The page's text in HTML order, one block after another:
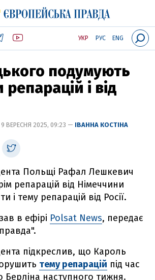
УКР РУС ENG
подумують
і від
ВЕРЕСНЯ 2025, 09:23 — ІВАННА КОСТІНА
Польщі Рафал Лешкевич
репарацій від Німеччини
і тему репарацій від Росії.
в ефірі Polsat News, передає
підкреслив, що Кароль
тему репарацій під час
Берліна наступного тижня.